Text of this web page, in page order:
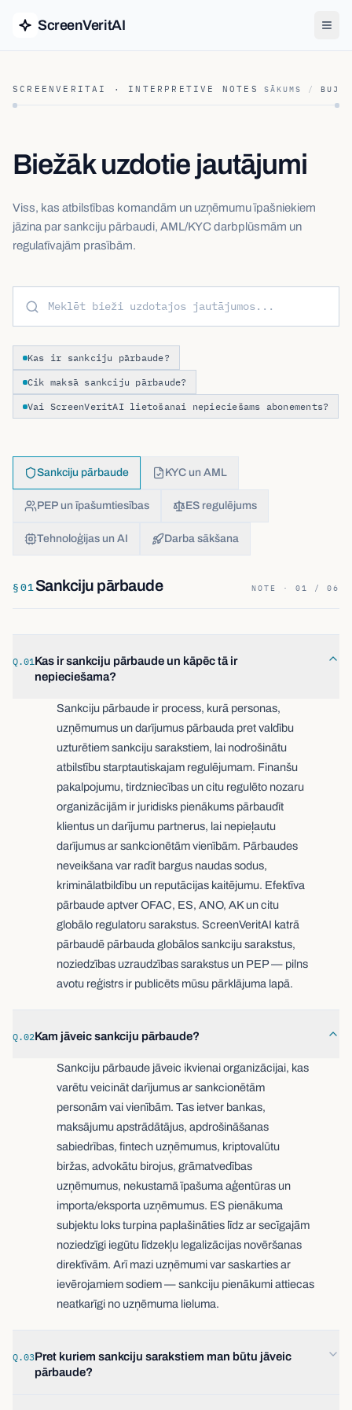
ScreenVeritAI
SCREENVERITAI · INTERPRETIVE NOTES SĀKUMS / BUJ
Biežāk uzdotie jautājumi
Viss, kas atbilstības komandām un uzņēmumu īpašniekiem
jāzina par sankciju pārbaudi, AML/KYC darbplūsmām un
regulatīvajām prasībām.
Kas ir sankciju pārbaude?
Cik maksā sankciju pārbaude?
Vai ScreenVeritAI lietošanai nepieciešams abonements?
Sankciju pārbaude KYC un AML
PEP un īpašumtiesības ES regulējums
Tehnoloģijas un AI Darba sākšana
§01Sankciju pārbaude NOTE · 01 / 06
Q.01Kas ir sankciju pārbaude un kāpēc tā ir
nepieciešama?
Sankciju pārbaude ir process, kurā personas,
uzņēmumus un darījumus pārbauda pret valdību
uzturētiem sankciju sarakstiem, lai nodrošinātu
atbilstību starptautiskajam regulējumam. Finanšu
pakalpojumu, tirdzniecības un citu regulēto nozaru
organizācijām ir juridisks pienākums pārbaudīt
klientus un darījumu partnerus, lai nepieļautu
darījumus ar sankcionētām vienībām. Pārbaudes
neveikšana var radīt bargus naudas sodus,
kriminālatbildību un reputācijas kaitējumu. Efektīva
pārbaude aptver OFAC, ES, ANO, AK un citu
globālo regulatoru sarakstus. ScreenVeritAI katrā
pārbaudē pārbauda globālos sankciju sarakstus,
noziedzības uzraudzības sarakstus un PEP — pilns
avotu reģistrs ir publicēts mūsu pārklājuma lapā.
Q.02Kam jāveic sankciju pārbaude?
Sankciju pārbaude jāveic ikvienai organizācijai, kas
varētu veicināt darījumus ar sankcionētām
personām vai vienībām. Tas ietver bankas,
maksājumu apstrādātājus, apdrošināšanas
sabiedrības, fintech uzņēmumus, kriptovalūtu
biržas, advokātu birojus, grāmatvedības
uzņēmumus, nekustamā īpašuma aģentūras un
importa/eksporta uzņēmumus. ES pienākuma
subjektu loks turpina paplašināties līdz ar secīgajām
noziedzīgi iegūtu līdzekļu legalizācijas novēršanas
direktīvām. Arī mazi uzņēmumi var saskarties ar
ievērojamiem sodiem — sankciju pienākumi attiecas
neatkarīgi no uzņēmuma lieluma.
Q.03Pret kuriem sankciju sarakstiem man būtu jāveic
pārbaude?